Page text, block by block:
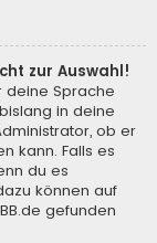
zur Auswahl!
deine Sprache
in deine
ob er
kann. Falls es
du es
können auf
gefunden